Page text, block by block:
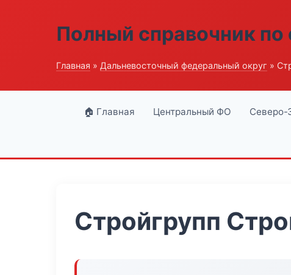
Полный справочник по
Главная » Дальневосточный федеральный округ »
🏠 Главная Центральный ФО
Стройгрупп